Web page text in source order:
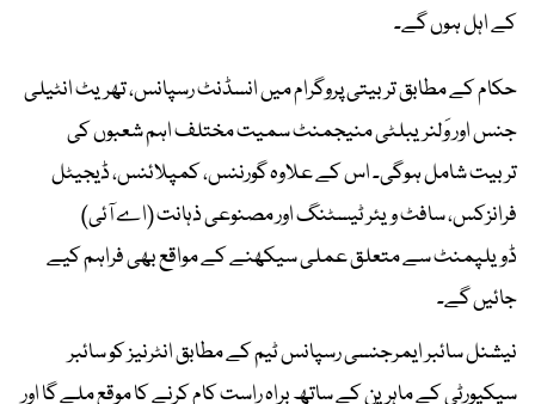
کے اہل ہوں گے۔
حکام کے مطابق تربیتی پروگرام میں انسڈنٹ رسپانس، تھریٹ انٹیلی
جنس اور وَلنریبلٹی منیجمنٹ سمیت مختلف اہم شعبوں کی
تربیت شامل ہوگی۔ اس کے علاوہ گورننس، کمپلائنس، ڈیجیٹل
فرانزکس، سافٹ ویئر ٹیسٹنگ اور مصنوعی ذہانت (اے آئی)
ڈویلپمنٹ سے متعلق عملی سیکھنے کے مواقع بھی فراہم کیے
جائیں گے۔
نیشنل سائبر ایمرجنسی رسپانس ٹیم کے مطابق انٹرنیز کو سائبر
سیکیورٹی کے ماہرین کے ساتھ براہ راست کام کرنے کا موقع ملے گا اور